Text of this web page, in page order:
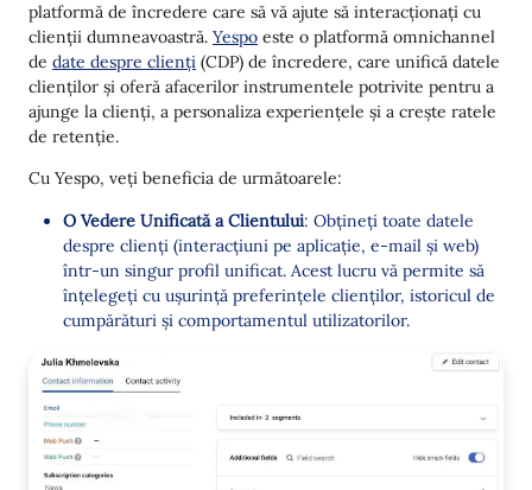
platformă de încredere care să vă ajute să interacționați cu
clienții dumneavoastră. Yespo este o platformă omnichannel
de date despre clienți (CDP) de încredere, care unifică datele
clienților și oferă afacerilor instrumentele potrivite pentru a
ajunge la clienți, a personaliza experiențele și a crește ratele
de retenție.
Cu Yespo, veți beneficia de următoarele:
O Vedere Unificată a Clientului: Obțineți toate datele
despre clienți (interacțiuni pe aplicație, e-mail și web)
într-un singur profil unificat. Acest lucru vă permite să
înțelegeți cu ușurință preferințele clienților, istoricul de
cumpărături și comportamentul utilizatorilor.